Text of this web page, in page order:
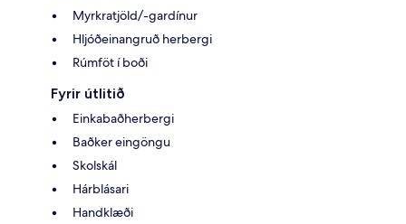
Myrkratjöld/-gardínur
Hljóðeinangruð herbergi
Rúmföt í boði
Fyrir útlitið
Einkabaðherbergi
Baðker eingöngu
Skolskál
Hárblásari
Handklæði